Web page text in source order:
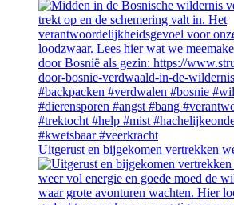
Uitgerust en bijgekomen vertrekken